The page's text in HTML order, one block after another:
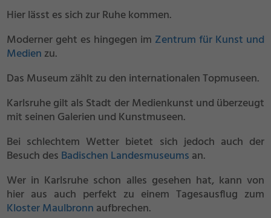
Hier lässt es sich zur Ruhe kommen.
Moderner geht es hingegen im Zentrum für Kunst und
Medien zu.
Das Museum zählt zu den internationalen Topmuseen.
Karlsruhe gilt als Stadt der Medienkunst und überzeugt
mit seinen Galerien und Kunstmuseen.
Bei schlechtem Wetter bietet sich jedoch auch der
Besuch des Badischen Landesmuseums an.
Wer in Karlsruhe schon alles gesehen hat, kann von
hier aus auch perfekt zu einem Tagesausflug zum
Kloster Maulbronn aufbrechen.